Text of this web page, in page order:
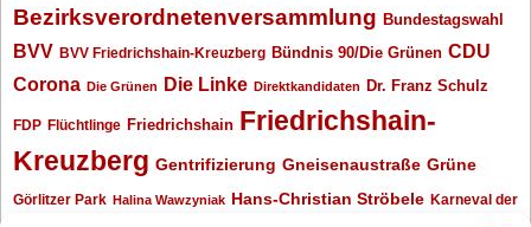
Bezirksverordnetenversammlung Bundestagswahl
BVV BVV Friedrichshain-Kreuzberg Bündnis 90/Die Grünen CDU
Corona Die Grünen Die Linke Direktkandidaten Dr. Franz Schulz
FDP Flüchtlinge Friedrichshain Friedrichshain-
Kreuzberg Gentrifizierung Gneisenaustraße Grüne
Görlitzer Park Halina Wawzyniak Hans-Christian Ströbele Karneval der